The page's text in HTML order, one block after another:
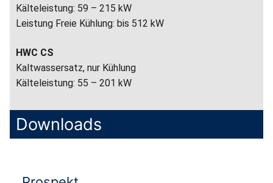
Kälteleistung: 59 – 215 kW
Leistung Freie Kühlung: bis 512 kW
HWC CS
Kaltwassersatz, nur Kühlung
Kälteleistung: 55 – 201 kW
Downloads